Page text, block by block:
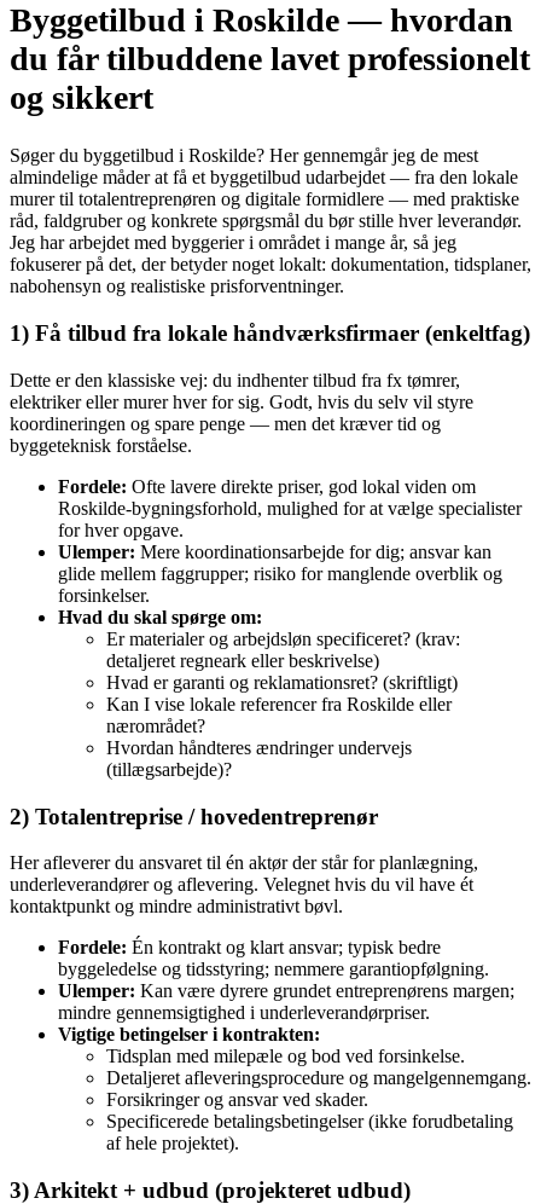
Byggetilbud i Roskilde — hvordan
du får tilbuddene lavet professionelt
og sikkert
Søger du byggetilbud i Roskilde? Her gennemgår jeg de mest
almindelige måder at få et byggetilbud udarbejdet — fra den lokale
murer til totalentreprenøren og digitale formidlere — med praktiske
råd, faldgruber og konkrete spørgsmål du bør stille hver leverandør.
Jeg har arbejdet med byggerier i området i mange år, så jeg
fokuserer på det, der betyder noget lokalt: dokumentation, tidsplaner,
nabohensyn og realistiske prisforventninger.
1) Få tilbud fra lokale håndværksfirmaer (enkeltfag)
Dette er den klassiske vej: du indhenter tilbud fra fx tømrer,
elektriker eller murer hver for sig. Godt, hvis du selv vil styre
koordineringen og spare penge — men det kræver tid og
byggeteknisk forståelse.
Fordele: Ofte lavere direkte priser, god lokal viden om
Roskilde-bygningsforhold, mulighed for at vælge specialister
for hver opgave.
Ulemper: Mere koordinationsarbejde for dig; ansvar kan
glide mellem faggrupper; risiko for manglende overblik og
forsinkelser.
Hvad du skal spørge om:
Er materialer og arbejdsløn specificeret? (krav:
detaljeret regneark eller beskrivelse)
Hvad er garanti og reklamationsret? (skriftligt)
Kan I vise lokale referencer fra Roskilde eller
nærområdet?
Hvordan håndteres ændringer undervejs
(tillægsarbejde)?
2) Totalentreprise / hovedentreprenør
Her afleverer du ansvaret til én aktør der står for planlægning,
underleverandører og aflevering. Velegnet hvis du vil have ét
kontaktpunkt og mindre administrativt bøvl.
Fordele: Én kontrakt og klart ansvar; typisk bedre
byggeledelse og tidsstyring; nemmere garantiopfølgning.
Ulemper: Kan være dyrere grundet entreprenørens margen;
mindre gennemsigtighed i underleverandørpriser.
Vigtige betingelser i kontrakten:
Tidsplan med milepæle og bod ved forsinkelse.
Detaljeret afleveringsprocedure og mangelgennemgang.
Forsikringer og ansvar ved skader.
Specificerede betalingsbetingelser (ikke forudbetaling
af hele projektet).
3) Arkitekt + udbud (projekteret udbud)